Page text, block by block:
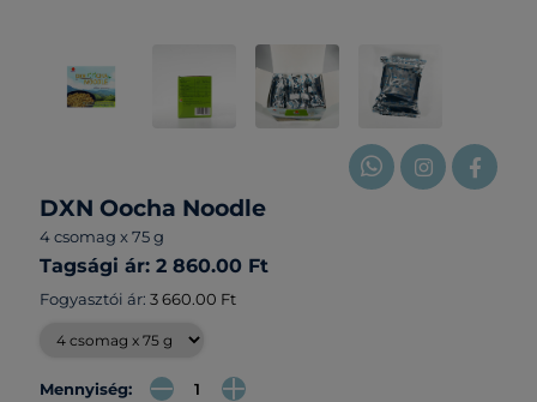
DXN Oocha Noodle
4 csomag x 75 g
Tagsági ár: 2 860.00 Ft
Fogyasztói ár: 3 660.00 Ft
Mennyiség: